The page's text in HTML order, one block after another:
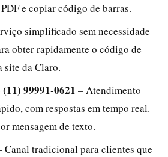
e copiar código de barras.
simplificado sem necessidade
obter rapidamente o código de
site da Claro.
99991-0621 – Atendimento
com respostas em tempo real.
mensagem de texto.
Canal tradicional para clientes que